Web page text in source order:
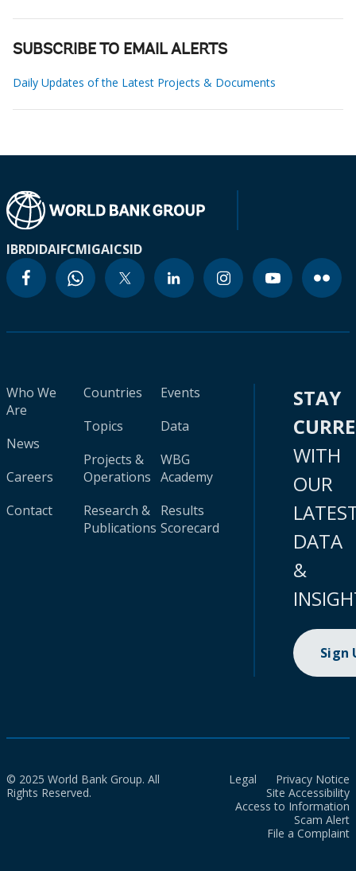
SUBSCRIBE TO EMAIL ALERTS
Daily Updates of the Latest Projects & Documents
IBRDIDAIFCMIGAICSID
Who We
Are
News
Careers
Contact
Countries
Topics
Projects &
Operations
Research &
Publications
Events
Data
WBG
Academy
Results
Scorecard
STAY
WITH
OUR
DATA
&
Sign
© 2025 World Bank Group. All
Rights Reserved.
Legal
Privacy Notice
Site Accessibility
Access to Information
Scam Alert
File a Complaint